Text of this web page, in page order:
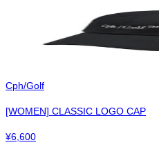
Cph/Golf
[WOMEN] CLASSIC LOGO CAP
¥6,600